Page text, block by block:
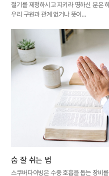
절기를 제정하시고 지키라 명하신 분은
우리 구원과 관계 없거나 뜻이…
숨 잘 쉬는 법
스쿠버다이빙은 수중 호흡을 돕는 장비